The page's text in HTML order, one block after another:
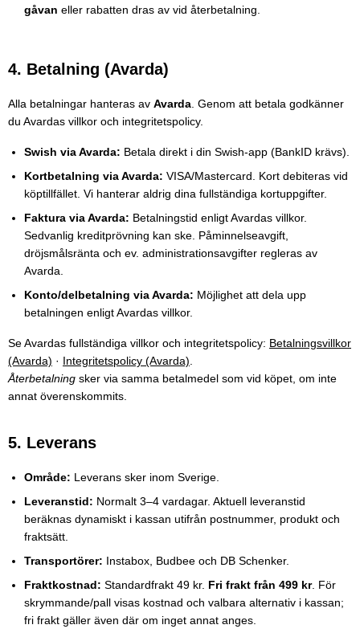
gåvan eller rabatten dras av vid återbetalning.
4. Betalning (Avarda)
Alla betalningar hanteras av Avarda . Genom att betala godkänner
du Avardas villkor och integritetspolicy.
Swish via Avarda: Betala direkt i din Swish-app (BankID krävs).
Kortbetalning via Avarda: VISA/Mastercard. Kort debiteras vid
köptillfället. Vi hanterar aldrig dina fullständiga kortuppgifter.
Faktura via Avarda: Betalningstid enligt Avardas villkor.
Sedvanlig kreditprövning kan ske. Påminnelseavgift,
dröjsmålsränta och ev. administrationsavgifter regleras av
Avarda.
Konto/delbetalning via Avarda: Möjlighet att dela upp
betalningen enligt Avardas villkor.
Se Avardas fullständiga villkor och integritetspolicy: Betalningsvillkor
(Avarda) · Integritetspolicy (Avarda)
Återbetalning sker via samma betalmedel som vid köpet, om inte
annat överenskommits.
5. Leverans
Område: Leverans sker inom Sverige.
Leveranstid: Normalt 3–4 vardagar. Aktuell leveranstid
beräknas dynamiskt i kassan utifrån postnummer, produkt och
fraktsätt.
Transportörer: Instabox, Budbee och DB Schenker.
Fraktkostnad: Standardfrakt 49 kr. Fri frakt från 499 kr. För
skrymmande/pall visas kostnad och valbara alternativ i kassan;
fri frakt gäller även där om inget annat anges.